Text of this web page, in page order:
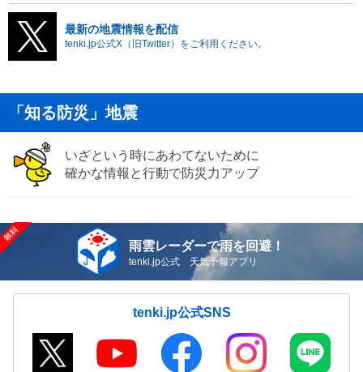
最新の地震情報を配信
tenki.jp公式X（旧Twitter）をご利用ください。
「知る防災」地震
いざという時にあわてないために
確かな情報と行動で防災力アップ
雨雲レーダーで雨を回避！
tenki.jp公式 天気予報アプリ
tenki.jp公式SNS